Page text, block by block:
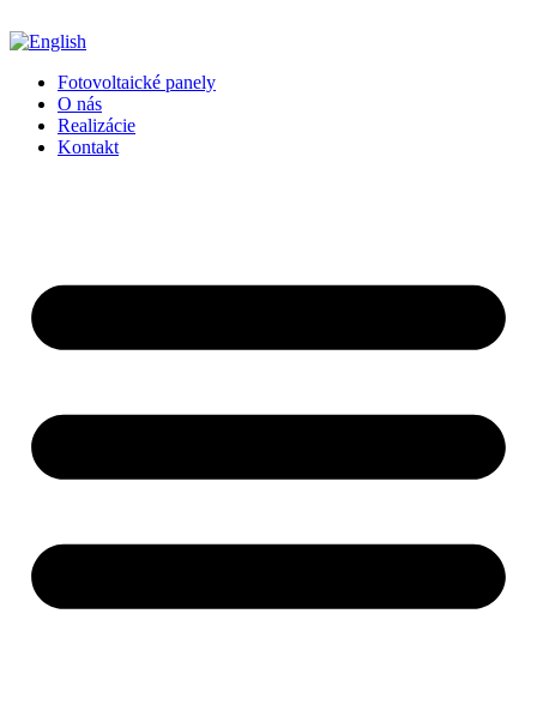
na
Fotovoltaické panely
O nás
Realizácie
Kontakt